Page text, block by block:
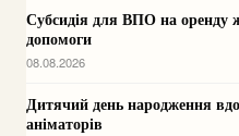
Субсидія для ВПО на оренду
допомоги
08.08.2026
Дитячий день народження
аніматорів